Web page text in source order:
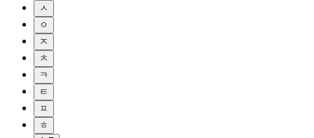
ㅅ
ㅇ
ㅈ
ㅊ
ㅋ
ㅌ
ㅍ
ㅎ